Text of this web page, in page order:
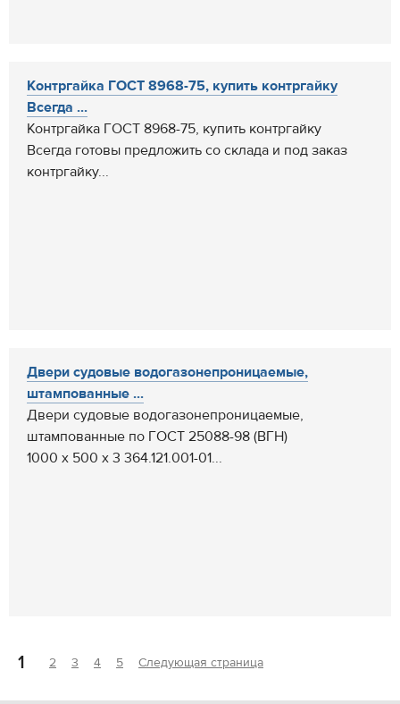
Контргайка ГОСТ 8968-75, купить контргайку
Всегда ...
Контргайка ГОСТ 8968-75, купить контргайку
Всегда готовы предложить со склада и под заказ
контргайку...
Двери судовые водогазонепроницаемые,
штампованные ...
Двери судовые водогазонепроницаемые,
штампованные по ГОСТ 25088-98 (ВГН)
1000 х 500 х 3 364.121.001-01...
1 2 3 4 5 Следующая страница